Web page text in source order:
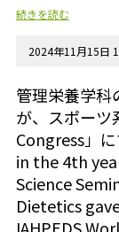
続きを読む
2024年11月15日
管理栄養学科
が、スポーツ
Congress」
in the 4th
Science
Dietetics